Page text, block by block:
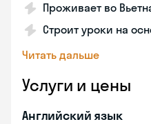
Проживает во
Строит уроки на
Читать дальше
Услуги и цены
Английский язык